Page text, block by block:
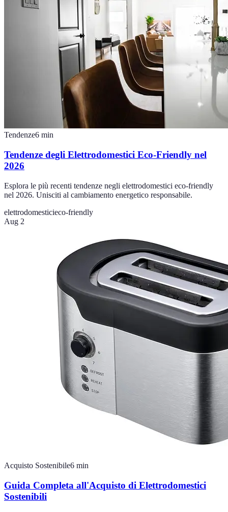
Tendenze6 min
Tendenze degli Elettrodomestici Eco-Friendly nel
2026
Esplora le più recenti tendenze negli elettrodomestici eco-friendly
nel 2026. Unisciti al cambiamento energetico responsabile.
elettrodomesticieco-friendly
Aug 2
Acquisto Sostenibile6 min
Guida Completa all'Acquisto di Elettrodomestici
Sostenibili